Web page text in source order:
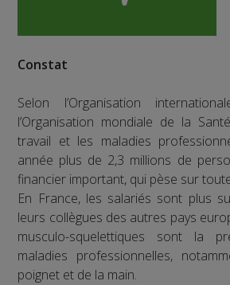
Constat
Selon l’Organisation
l’Organisation mondiale de la
travail et les maladies
année plus de 2,3 millions de
financier important, qui pèse sur
En France, les salariés sont plus
leurs collègues des autres pays
musculo-squelettiques sont la
maladies professionnelles,
poignet et de la main.